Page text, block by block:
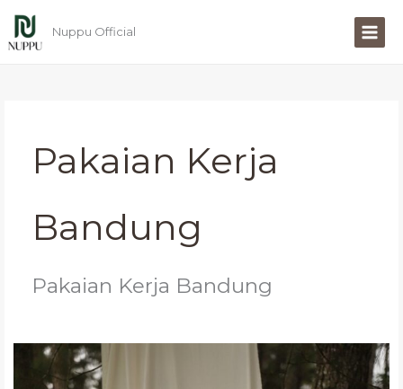
konten
Nuppu Official
Pakaian Kerja
Bandung
Pakaian Kerja Bandung
Pakaian
Bandung